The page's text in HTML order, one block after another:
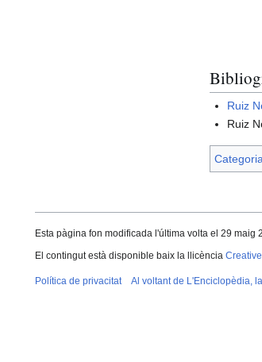
Ruiz
Ruiz
Categoria
Esta pàgina fon modificada l'última volta el 29 maig
El contingut està disponible baix la llicència
Política de privacitat Al voltant de L'Enciclopèdia,